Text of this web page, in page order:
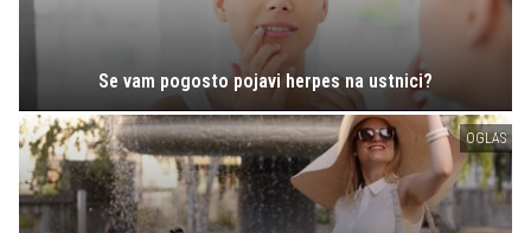
Se vam pogosto pojavi herpes na ustnici?
OGLAS